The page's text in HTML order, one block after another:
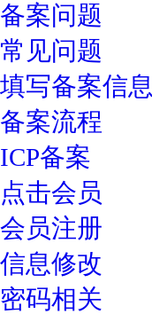
备案问题
常见问题
填写备案信息
备案流程
ICP备案
点击会员
会员注册
信息修改
密码相关